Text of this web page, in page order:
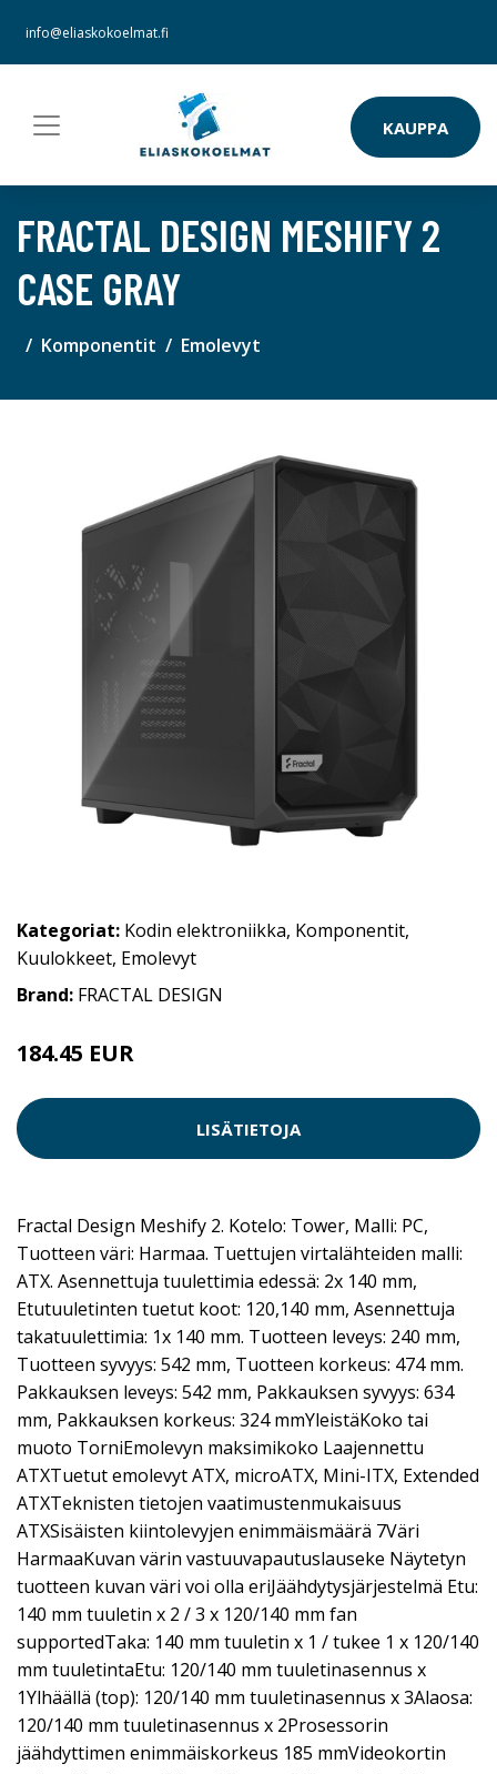
info@eliaskokoelmat.fi
KAUPPA
FRACTAL DESIGN MESHIFY 2
CASE GRAY
Komponentit Emolevyt
Kategoriat: Kodin elektroniikka, Komponentit,
Kuulokkeet, Emolevyt
Brand: FRACTAL DESIGN
184.45 EUR
LISÄTIETOJA
Fractal Design Meshify 2. Kotelo: Tower, Malli: PC,
Tuotteen väri: Harmaa. Tuettujen virtalähteiden malli:
ATX. Asennettuja tuulettimia edessä: 2x 140 mm,
Etutuuletinten tuetut koot: 120,140 mm, Asennettuja
takatuulettimia: 1x 140 mm. Tuotteen leveys: 240 mm,
Tuotteen syvyys: 542 mm, Tuotteen korkeus: 474 mm.
Pakkauksen leveys: 542 mm, Pakkauksen syvyys: 634
mm, Pakkauksen korkeus: 324 mmYleistäKoko tai
muoto TorniEmolevyn maksimikoko Laajennettu
ATXTuetut emolevyt ATX, microATX, Mini-ITX, Extended
ATXTeknisten tietojen vaatimustenmukaisuus
ATXSisäisten kiintolevyjen enimmäismäärä 7Väri
HarmaaKuvan värin vastuuvapautuslauseke Näytetyn
tuotteen kuvan väri voi olla eriJäähdytysjärjestelmä Etu:
140 mm tuuletin x 2 / 3 x 120/140 mm fan
supportedTaka: 140 mm tuuletin x 1 / tukee 1 x 120/140
mm tuuletintaEtu: 120/140 mm tuuletinasennus x
1Ylhäällä (top): 120/140 mm tuuletinasennus x 3Alaosa:
120/140 mm tuuletinasennus x 2Prosessorin
jäähdyttimen enimmäiskorkeus 185 mmVideokortin